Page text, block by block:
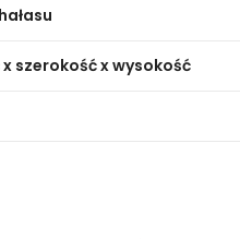
x szerokość x wysokość